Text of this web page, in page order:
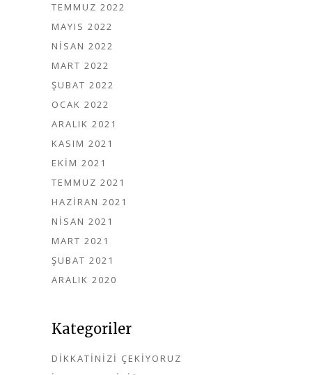
TEMMUZ 2022
MAYIS 2022
NISAN 2022
MART 2022
ŞUBAT 2022
OCAK 2022
ARALIK 2021
KASIM 2021
EKIM 2021
TEMMUZ 2021
HAZIRAN 2021
NISAN 2021
MART 2021
ŞUBAT 2021
ARALIK 2020
Kategoriler
DIKKATINIZI ÇEKIYORUZ